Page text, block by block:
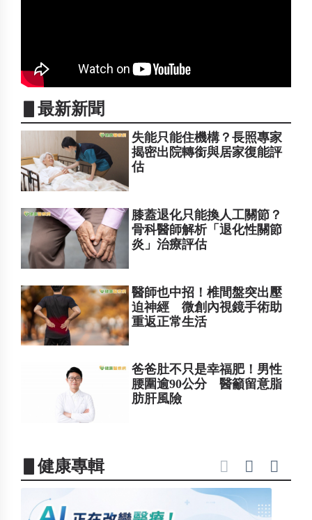
▋最新新聞
失能只能住機構？長照專家
揭密出院轉銜與居家復能評
估
膝蓋退化只能換人工關節？
骨科醫師解析「退化性關節
炎」治療評估
醫師也中招！椎間盤突出壓
迫神經 微創內視鏡手術助
重返正常生活
爸爸肚不只是幸福肥！男性
腰圍逾90公分 醫籲留意脂
肪肝風險
▋健康專輯